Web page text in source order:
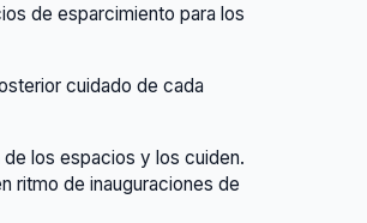
de esparcimiento para los
cuidado de cada
los espacios y los cuiden.
ritmo de inauguraciones de